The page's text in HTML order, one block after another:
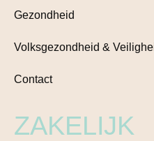
Gezondheid
Volksgezondheid &
Contact
ZAKELIJK